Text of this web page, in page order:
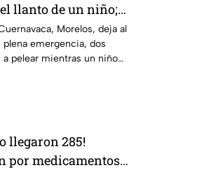
llanto de un niño;
tras explosión de
Morelos, deja al
emergencia, dos
pelear mientras un niño
llegaron 285!
por medicamentos